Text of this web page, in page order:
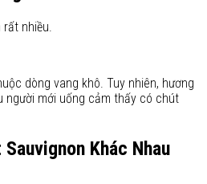
nhiều.
dòng vang khô. Tuy nhiên, hương
người mới uống cảm thấy có chút
Khác Nhau